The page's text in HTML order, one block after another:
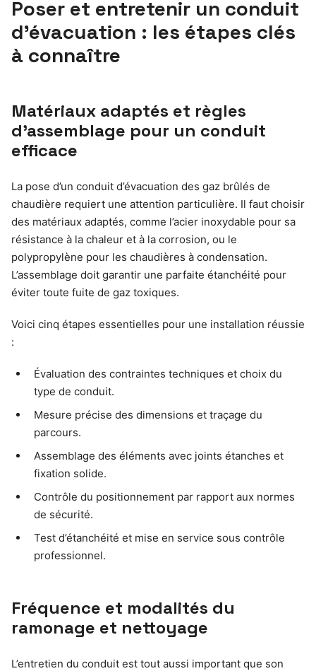
Poser et entretenir un conduit
d’évacuation : les étapes clés
à connaître
Matériaux adaptés et règles
d’assemblage pour un conduit
efficace
La pose d’un conduit d’évacuation des gaz brûlés de
chaudière requiert une attention particulière. Il faut choisir
des matériaux adaptés, comme l’acier inoxydable pour sa
résistance à la chaleur et à la corrosion, ou le
polypropylène pour les chaudières à condensation.
L’assemblage doit garantir une parfaite étanchéité pour
éviter toute fuite de gaz toxiques.
Voici cinq étapes essentielles pour une installation réussie
:
Évaluation des contraintes techniques et choix du
type de conduit.
Mesure précise des dimensions et traçage du
parcours.
Assemblage des éléments avec joints étanches et
fixation solide.
Contrôle du positionnement par rapport aux normes
de sécurité.
Test d’étanchéité et mise en service sous contrôle
professionnel.
Fréquence et modalités du
ramonage et nettoyage
L’entretien du conduit est tout aussi important que son